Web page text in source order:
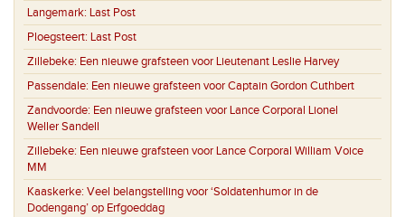
Langemark: Last Post
Ploegsteert: Last Post
Zillebeke: Een nieuwe grafsteen voor Lieutenant Leslie Harvey
Passendale: Een nieuwe grafsteen voor Captain Gordon Cuthbert
Zandvoorde: Een nieuwe grafsteen voor Lance Corporal Lionel
Weller Sandell
Zillebeke: Een nieuwe grafsteen voor Lance Corporal William Voice
MM
Kaaskerke: Veel belangstelling voor ‘Soldatenhumor in de
Dodengang’ op Erfgoeddag